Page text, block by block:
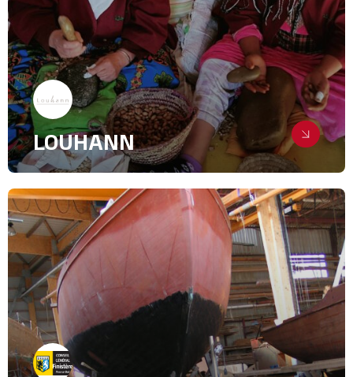
LOUHANN
Sur la route de l’Argan
Relations Presse Lifestyle